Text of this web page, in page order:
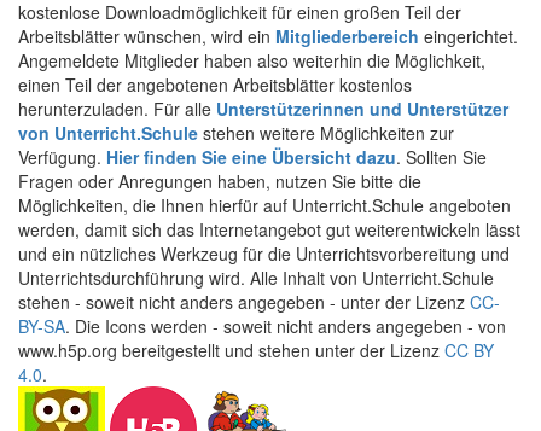
kostenlose Downloadmöglichkeit für einen großen Teil der
Arbeitsblätter wünschen, wird ein Mitgliederbereich eingerichtet.
Angemeldete Mitglieder haben also weiterhin die Möglichkeit,
einen Teil der angebotenen Arbeitsblätter kostenlos
herunterzuladen. Für alle Unterstützerinnen und Unterstützer
von Unterricht.Schule stehen weitere Möglichkeiten zur
Verfügung. Hier finden Sie eine Übersicht dazu. Sollten Sie
Fragen oder Anregungen haben, nutzen Sie bitte die
Möglichkeiten, die Ihnen hierfür auf Unterricht.Schule angeboten
werden, damit sich das Internetangebot gut weiterentwickeln lässt
und ein nützliches Werkzeug für die Unterrichtsvorbereitung und
Unterrichtsdurchführung wird. Alle Inhalt von Unterricht.Schule
stehen - soweit nicht anders angegeben - unter der Lizenz CC-
BY-SA. Die Icons werden - soweit nicht anders angegeben - von
www.h5p.org bereitgestellt und stehen unter der Lizenz CC BY
4.0.